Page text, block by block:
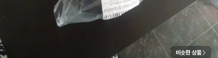
비슷한 상품